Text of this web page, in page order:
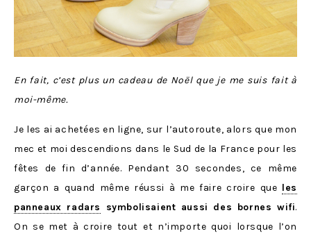
En fait, c’est plus un cadeau de Noël que je me suis fait à
moi-même.
Je les ai achetées en ligne, sur l’autoroute, alors que mon
mec et moi descendions dans le Sud de la France pour les
fêtes de fin d’année. Pendant 30 secondes, ce même
garçon a quand même réussi à me faire croire que les
panneaux radars
symbolisaient aussi des bornes wifi.
On se met à croire tout et n’importe quoi lorsque l’on